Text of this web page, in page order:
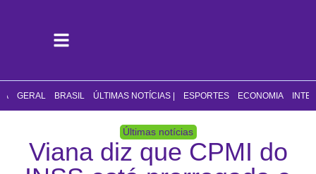
GERAL BRASIL ÚLTIMAS NOTÍCIAS | ESPORTES ECONOMIA
Últimas notícias
Viana diz que CPMI do